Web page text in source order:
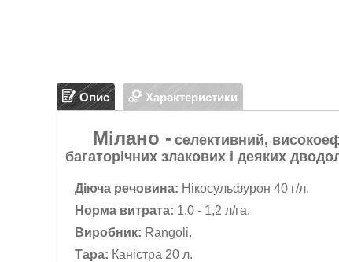
Опис Характеристики
Мілано - селективний,
багаторічних злакових і деяких
Діюча речовина: Нікосульфурон 40 г/л.
Норма витрата: 1,0 - 1,2 л/га.
Виробник: Rangoli.
Тара: Каністра 20 л.